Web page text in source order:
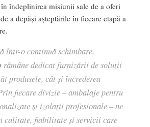
în îndeplinirea misiunii sale de a oferi
a depăși așteptările în fiecare etapă a
într-o continuă schimbare,
rămâne dedicat furnizării de soluții
produsele, cât și încrederea
fiecare divizie – ambalaje pentru
și izolații profesionale – ne
calitate, fiabilitate și servicii care